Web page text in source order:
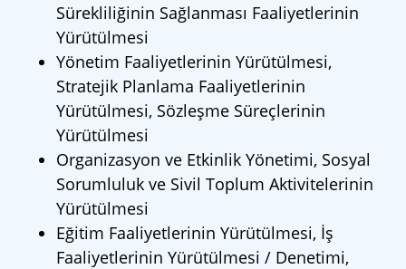
Sürekliliğinin Sağlanması Faaliyetlerinin
Yürütülmesi
Yönetim Faaliyetlerinin Yürütülmesi,
Stratejik Planlama Faaliyetlerinin
Yürütülmesi, Sözleşme Süreçlerinin
Yürütülmesi
Organizasyon ve Etkinlik Yönetimi, Sosyal
Sorumluluk ve Sivil Toplum Aktivitelerinin
Yürütülmesi
Eğitim Faaliyetlerinin Yürütülmesi, İş
Faaliyetlerinin Yürütülmesi / Denetimi,